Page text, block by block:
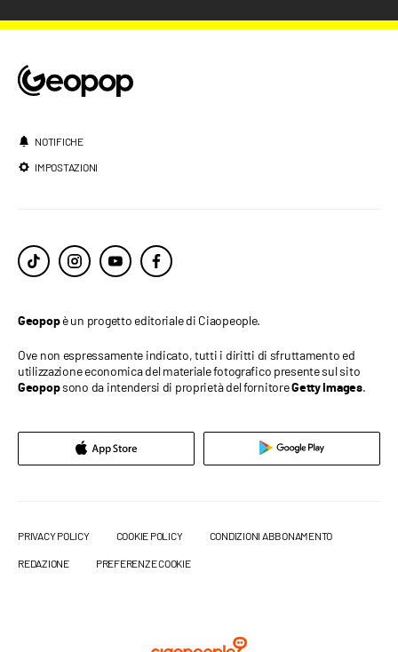
NOTIFICHE
IMPOSTAZIONI
Geopopè un progetto editoriale di Ciaopeople.
Ove non espressamente indicato, tutti i diritti di sfruttamento ed
utilizzazione economica del materiale fotografico presente sul sito
Geopopsono da intendersi di proprietà del fornitoreGetty Images.
PRIVACY POLICY COOKIE POLICY CONDIZIONI ABBONAMENTO
REDAZIONE PREFERENZE COOKIE